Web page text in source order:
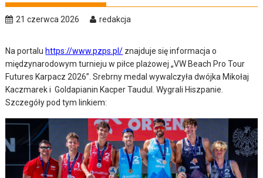
21 czerwca 2026 redakcja
Na portaluhttps://www.pzps.pl/ znajduje się informacja o
międzynarodowym turnieju w piłce plażowej „VW Beach Pro Tour
Futures Karpacz 2026”. Srebrny medal wywalczyła dwójka Mikołaj
Kaczmarek i Goldapianin Kacper Taudul. Wygrali Hiszpanie.
Szczegóły pod tym linkiem: